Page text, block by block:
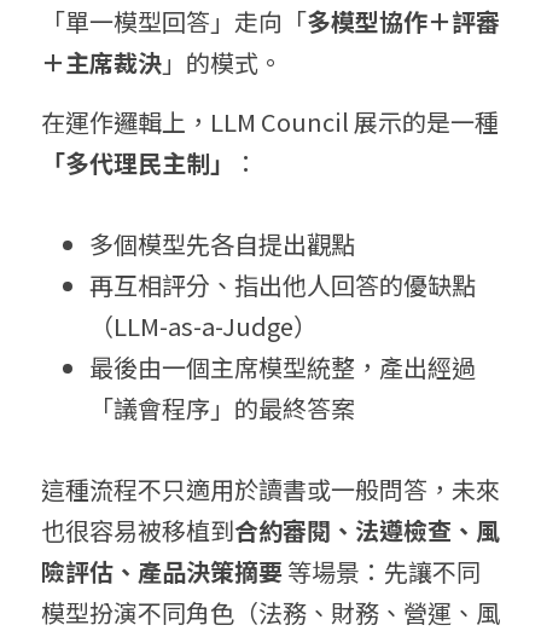
「單一模型回答」走向「多模型協作＋評審
＋主席裁決」的模式。
在運作邏輯上，LLM Council 展示的是一種
「多代理民主制」
：
多個模型先各自提出觀點
再互相評分、指出他人回答的優缺點
（LLM-as-a-Judge）
最後由一個主席模型統整，產出經過
「議會程序」的最終答案
這種流程不只適用於讀書或一般問答，未來
也很容易被移植到合約審閱、法遵檢查、風
險評估、產品決策摘要 等場景：先讓不同
模型扮演不同角色（法務、財務、營運、風